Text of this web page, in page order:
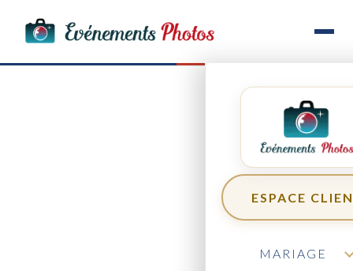
ESPACE
MARIAGE